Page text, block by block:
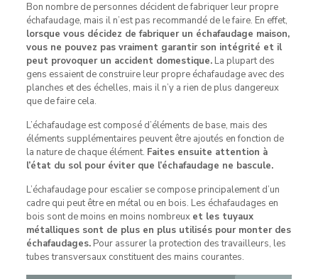
Bon nombre de personnes décident de fabriquer leur propre
échafaudage, mais il n’est pas recommandé de le faire. En effet,
lorsque vous décidez de fabriquer un échafaudage maison,
vous ne pouvez pas vraiment garantir son intégrité et il
peut provoquer un accident domestique.La plupart des
gens essaient de construire leur propre échafaudage avec des
planches et des échelles, mais il n’y a rien de plus dangereux
que de faire cela.
L’échafaudage est composé d’éléments de base, mais des
éléments supplémentaires peuvent être ajoutés en fonction de
la nature de chaque élément. Faites ensuite attention à
l’état du sol pour éviter que l’échafaudage ne bascule.
L’échafaudage pour escalier se compose principalement d’un
cadre qui peut être en métal ou en bois. Les échafaudages en
bois sont de moins en moins nombreux et les tuyaux
métalliques sont de plus en plus utilisés pour monter des
échafaudages.Pour assurer la protection des travailleurs, les
tubes transversaux constituent des mains courantes.